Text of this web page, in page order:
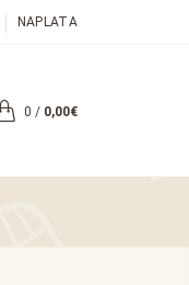
NAPLATA
0 / 0,00€